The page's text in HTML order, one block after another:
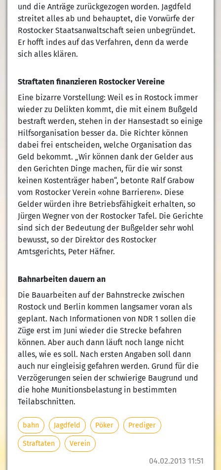
04.02.2013 11:51
und die Anträge zurückgezogen worden. Jagdfeld
streitet alles ab und behauptet, die Vorwürfe der
Rostocker Staatsanwaltschaft seien unbegründet.
Er hofft indes auf das Verfahren, denn da werde
sich alles klären.
Straftaten finanzieren Rostocker Vereine
Eine bizarre Vorstellung: Weil es in Rostock immer
wieder zu Delikten kommt, die mit einem Bußgeld
bestraft werden, stehen in der Hansestadt so einige
Hilfsorganisation besser da. Die Richter können
dabei frei entscheiden, welche Organisation das
Geld bekommt. „Wir können dank der Gelder aus
den Gerichten Dinge machen, für die wir sonst
keinen Kostenträger haben“, betonte Ralf Grabow
vom Rostocker Verein «ohne Barrieren». Diese
Gelder würden ihre Betriebsfähigkeit erhalten, so
Jürgen Wegner von der Rostocker Tafel. Die Gerichte
sind sich der Bedeutung der Bußgelder sehr wohl
bewusst, so der Direktor des Rostocker
Amtsgerichts, Peter Häfner.
Bahnarbeiten dauern an
Die Bauarbeiten auf der Bahnstrecke zwischen
Rostock und Berlin kommen langsamer voran als
geplant. Nach Informationen von NDR 1 sollen die
Züge erst im Juni wieder die Strecke befahren
können. Aber auch dann läuft noch lange nicht
alles, wie es soll. Nach ersten Angaben soll dann
auch nur eingleisig gefahren werden. Grund für die
Verzögerungen seien der schwierige Baugrund und
die hohe Munitionsbelastung in bestimmten
Teilabschnitten.
bahn Jagdfeld Pöker Prediger
Straftaten Verein